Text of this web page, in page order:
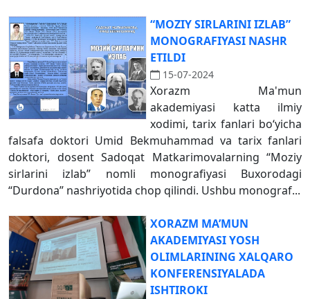
“MOZIY SIRLARINI IZLAB”
MONOGRAFIYASI NASHR
ETILDI
15-07-2024
Xorazm Ma'mun
akademiyasi katta ilmiy
xodimi, tarix fanlari bo‘yicha
falsafa doktori Umid Bekmuhammad va tarix fanlari
doktori, dosent Sadoqat Matkarimovalarning “Moziy
sirlarini izlab” nomli monografiyasi Buxorodagi
“Durdona” nashriyotida chop qilindi. Ushbu monograf...
XORAZM MA’MUN
AKADEMIYASI YOSH
OLIMLARINING XALQARO
KONFERENSIYALADA
ISHTIROKI